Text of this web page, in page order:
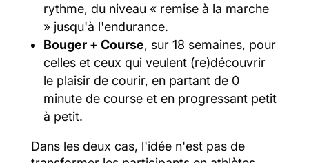
rythme, du niveau « remise à la marche
» jusqu'à l'endurance.
Bouger + Course, sur 18 semaines, pour
celles et ceux qui veulent (re)découvrir
le plaisir de courir, en partant de 0
minute de course et en progressant petit
à petit.
Dans les deux cas, l'idée n'est pas de